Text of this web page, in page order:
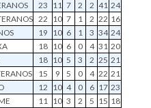
23 11 7 2 2 41 24
22 10 7 1 2 22 16
19 10 6 1 3 34 24
18 10 6 0 4 31 20
18 10 5 3 2 25 21
15 9 5 0 4 22 21
12 10 4 0 6 17 23
11 10 3 2 5 15 18